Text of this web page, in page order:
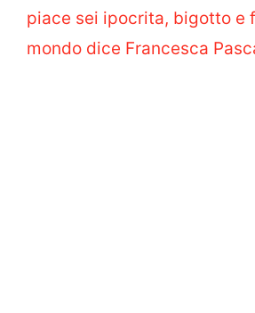
piace sei ipocrita, bigotto e
mondo dice Francesca